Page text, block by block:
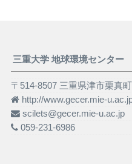
三重大学 地球環境センター
〒514-8507 三重県津市栗真
http://www.gecer.mie-
scilets@gecer.mie-u.ac.jp
059-231-6986